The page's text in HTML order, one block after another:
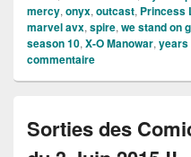
mercy, onyx, outcast, Princess
marvel avx, spire, we stand on
season 10, X-O Manowar, years
commentaire
Sorties des